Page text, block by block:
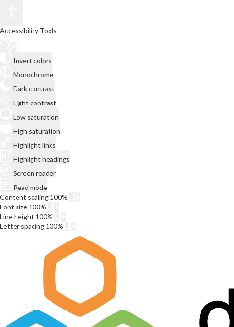
Accessibility Tools
Invert colors
Monochrome
Dark contrast
Light contrast
Low saturation
High saturation
Highlight links
Highlight headings
Screen reader
Read mode
Content scaling 100%
Font size 100%
Line height 100%
Letter spacing 100%